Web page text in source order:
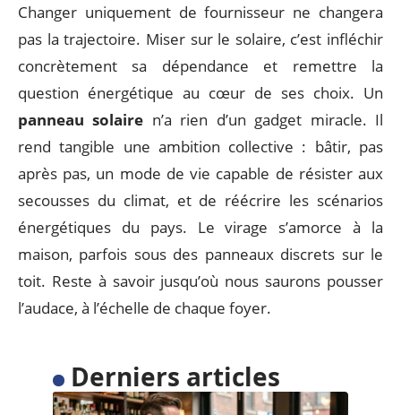
Changer uniquement de fournisseur ne changera
pas la trajectoire. Miser sur le solaire, c’est infléchir
concrètement sa dépendance et remettre la
question énergétique au cœur de ses choix. Un
panneau solaire n’a rien d’un gadget miracle. Il
rend tangible une ambition collective : bâtir, pas
après pas, un mode de vie capable de résister aux
secousses du climat, et de réécrire les scénarios
énergétiques du pays. Le virage s’amorce à la
maison, parfois sous des panneaux discrets sur le
toit. Reste à savoir jusqu’où nous saurons pousser
l’audace, à l’échelle de chaque foyer.
Derniers articles